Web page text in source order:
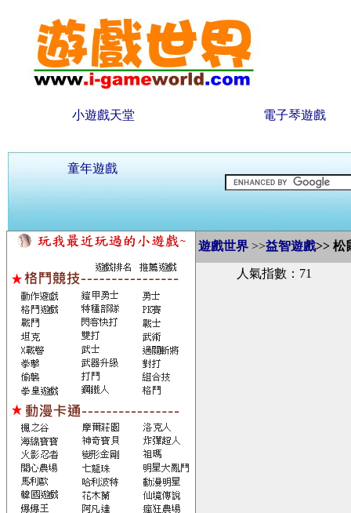
小遊戲天堂 電子琴遊戲
童年遊戲
遊戲世界 >>益智遊戲>> 松
人氣指數：71